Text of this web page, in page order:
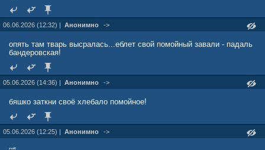
06.06.2026 (12:32) | Анонимно ->
опять там тварь высралась...еблет свой помойный завали - падаль
бандеровская!
05.06.2026 (14:36) | Анонимно ->
бяшко заткни своё хлебало помойное!
05.06.2026 (12:25) | Анонимно ->